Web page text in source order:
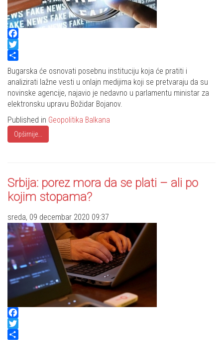
Facebook
Twitter
Share
Bugarska će osnovati posebnu instituciju koja će pratiti i
analizirati lažne vesti u onlajn medijima koji se pretvaraju da su
novinske agencije, najavio je nedavno u parlamentu ministar za
elektronsku upravu Božidar Bojanov.
Published in Geopolitika Balkana
Opširnije...
Srbija: porez mora da se plati – ali po
kojim stopama?
sreda, 09 decembar 2020 09:37
Facebook
Twitter